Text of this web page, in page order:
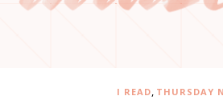
I READ, THURSDAY